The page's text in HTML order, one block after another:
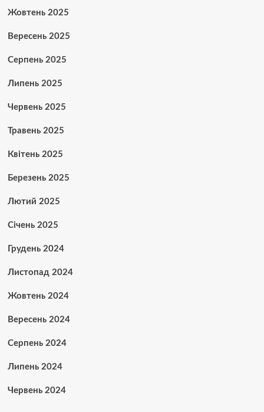
Жовтень 2025
Вересень 2025
Серпень 2025
Липень 2025
Червень 2025
Травень 2025
Квітень 2025
Березень 2025
Лютий 2025
Січень 2025
Грудень 2024
Листопад 2024
Жовтень 2024
Вересень 2024
Серпень 2024
Липень 2024
Червень 2024